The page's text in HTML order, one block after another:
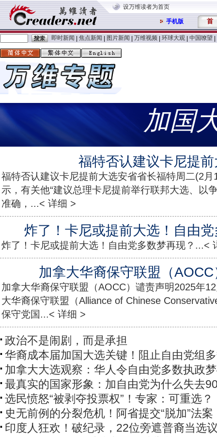
设万维读者为首页
手机版 首
即时新闻 焦点新闻 图片新闻 万维视频 环球大观 中国嘹望
加国
福特否认建议卡尼提
福特否认建议卡尼提前大选安省省长福特周二(2
示，有关他“建议总理卡尼提前举行联邦大选、以
准确，...< 详细 >
炸了！卡尼或提前大选！自由
炸了！卡尼或提前大选！自由党多数梦再现？...<
加拿大华裔保守联盟（
加拿大华裔保守联盟（AOCC）谴责声明2025年
大华裔保守联盟（Alliance of Chinese
保守党国...< 详细 >
政治不是闹剧，而是承担
华裔成本届加国大选关键！阻止自由党组
加拿大大选观察：华人令自由党多数执政
最真实的国家形象：加自由党为什么失去
选民愤怒“被剥夺投票权”！专家：可重选？
史无前例的分裂危机！阿省提交“脱加”法案
印度人狂欢！破纪录，22位旁遮普裔当选